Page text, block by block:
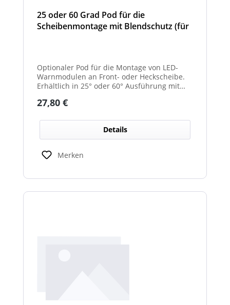
25 oder 60 Grad Pod für die
Scheibenmontage mit Blendschutz (für
Optionaler Pod für die Montage von LED-
Warnmodulen an Front- oder Heckscheibe.
Erhältlich in 25° oder 60° Ausführung mit
Regulärer Preis:
27,80 €
Details
Merken